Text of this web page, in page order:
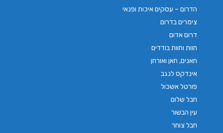
הדרום – עסקים איכות ופנאי
צימרים בדרום
דרום אדום
חוות וחוות בודדים
חאנים, חאן ואורחן
אינדקס לנגב
פורטל אשכול
חבל שלום
עין הבשור
חבל צוחר